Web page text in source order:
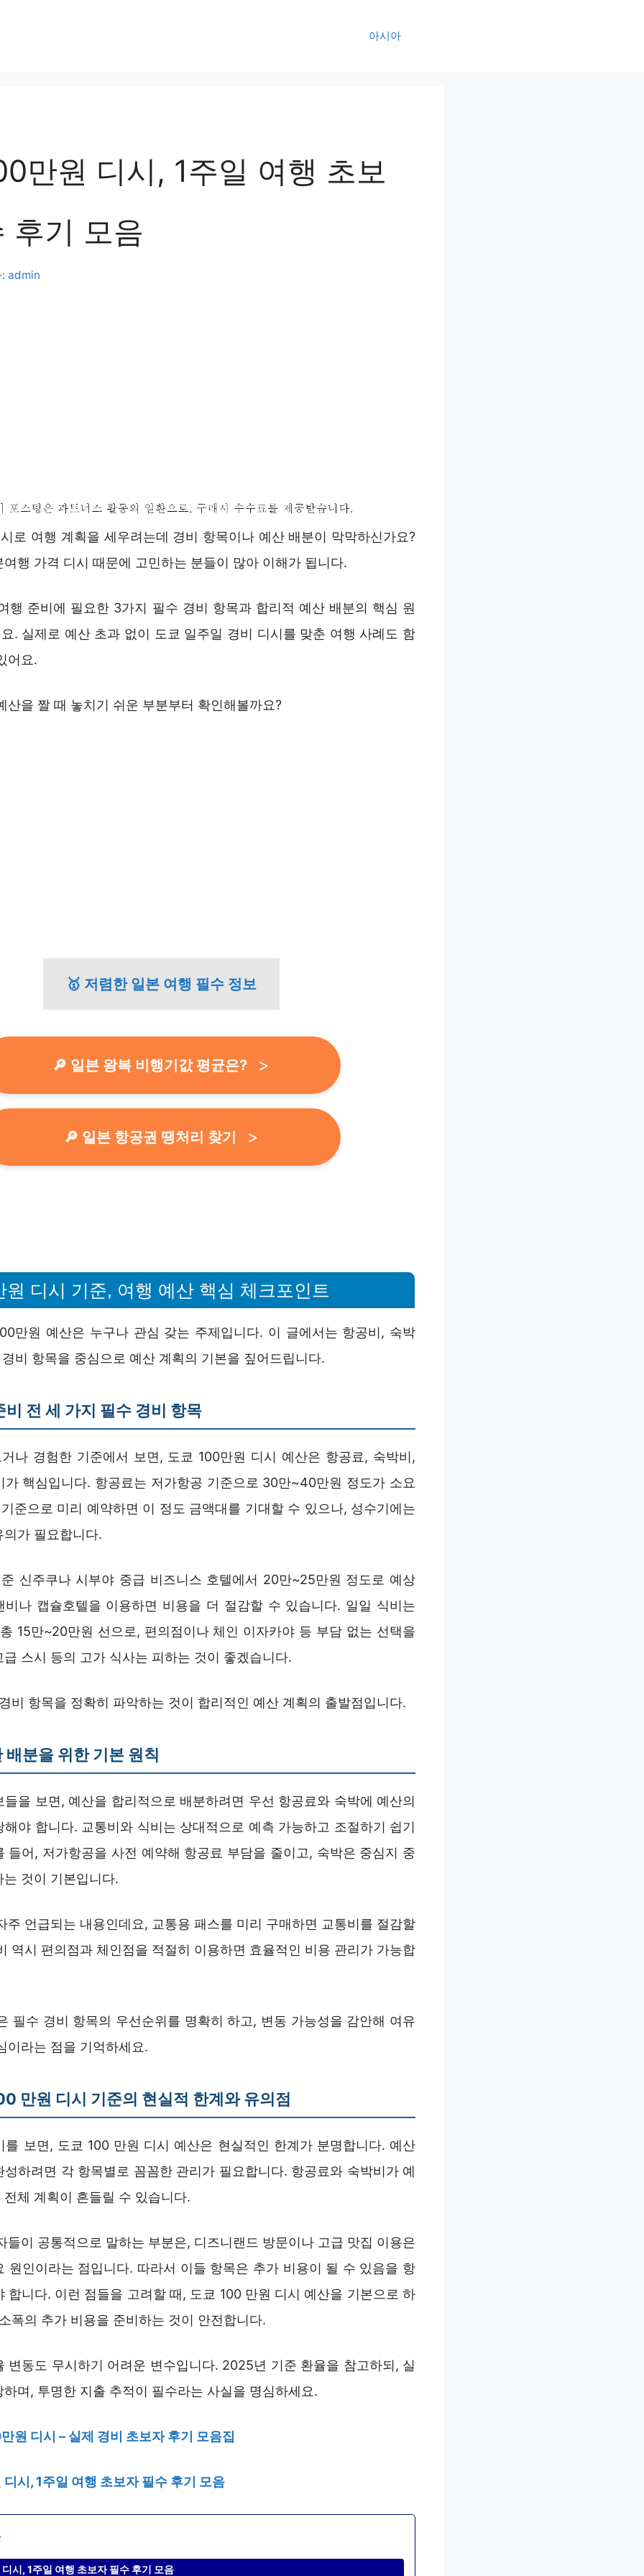
아시아
만원 디시, 1주일 여행 초보
후기 모음
admin
로 여행 계획을 세우려는데 경비 항목이나 예산 배분이 막막하신가요?
행 가격 디시 때문에 고민하는 분들이 많아 이해가 됩니다.
행 준비에 필요한 3가지 필수 경비 항목과 합리적 예산 배분의 핵심 원
. 실제로 예산 초과 없이 도쿄 일주일 경비 디시를 맞춘 여행 사례도 함
어요.
산을 짤 때 놓치기 쉬운 부분부터 확인해볼까요?
🥇 저렴한 일본 여행 필수 정보
🔎 일본 왕복 비행기값 평균은?
🔎 일본 항공권 땡처리 찾기
원 디시 기준, 여행 예산 핵심 체크포인트
만원 예산은 누구나 관심 갖는 주제입니다. 이 글에서는 항공비, 숙박
비 항목을 중심으로 예산 계획의 기본을 짚어드립니다.
비 전 세 가지 필수 경비 항목
나 경험한 기준에서 보면, 도쿄 100만원 디시 예산은 항공료, 숙박비,
가 핵심입니다. 항공료는 저가항공 기준으로 30만~40만원 정도가 소요
준으로 미리 예약하면 이 정도 금액대를 기대할 수 있으나, 성수기에는
가 필요합니다.
신주쿠나 시부야 중급 비즈니스 호텔에서 20만~25만원 정도로 예상
비나 캡슐호텔을 이용하면 비용을 더 절감할 수 있습니다. 일일 식비는
15만~20만원 선으로, 편의점이나 체인 이자카야 등 부담 없는 선택을
스시 등의 고가 식사는 피하는 것이 좋겠습니다.
비 항목을 정확히 파악하는 것이 합리적인 예산 계획의 출발점입니다.
배분을 위한 기본 원칙
을 보면, 예산을 합리적으로 배분하려면 우선 항공료와 숙박에 예산의
야 합니다. 교통비와 식비는 상대적으로 예측 가능하고 조절하기 쉽기
들어, 저가항공을 사전 예약해 항공료 부담을 줄이고, 숙박은 중심지 중
것이 기본입니다.
주 언급되는 내용인데요, 교통용 패스를 미리 구매하면 교통비를 절감할
역시 편의점과 체인점을 적절히 이용하면 효율적인 비용 관리가 가능합
필수 경비 항목의 우선순위를 명확히 하고, 변동 가능성을 감안해 여유
이라는 점을 기억하세요.
만원 디시 기준의 현실적 한계와 유의점
를 보면, 도쿄 100 만원 디시 예산은 현실적인 한계가 분명합니다. 예산
하려면 각 항목별로 꼼꼼한 관리가 필요합니다. 항공료와 숙박비가 예
체 계획이 흔들릴 수 있습니다.
들이 공통적으로 말하는 부분은, 디즈니랜드 방문이나 고급 맛집 이용은
원인이라는 점입니다. 따라서 이들 항목은 추가 비용이 될 수 있음을 항
합니다. 이런 점들을 고려할 때, 도쿄 100 만원 디시 예산을 기본으로 하
폭의 추가 비용을 준비하는 것이 안전합니다.
변동도 무시하기 어려운 변수입니다. 2025년 기준 환율을 참고하되, 실
며, 투명한 지출 추적이 필수라는 사실을 명심하세요.
원 디시 – 실제 경비 초보자 후기 모음집
시, 1주일 여행 초보자 필수 후기 모음
시, 1주일 여행 초보자 필수 후기 모음